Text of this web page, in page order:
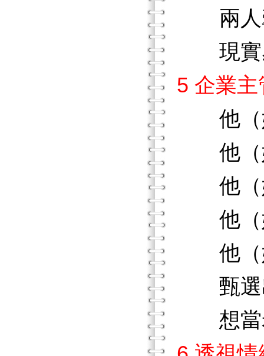
兩人
現實
5 企業
他（
他（
他（
他（
他（
甄選
想當